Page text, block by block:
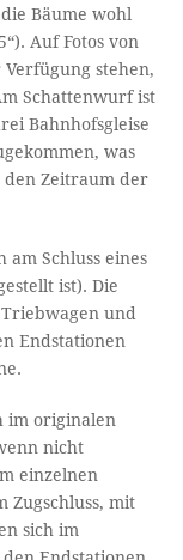
Bäume wohl
Auf Fotos von
stehen,
Schattenwurf ist
Bahnhofsgleise
was
Zeitraum der
am Schluss eines
ist). Die
und
Endstationen
im originalen
nicht
einzelnen
Zugschluss, mit
sich im